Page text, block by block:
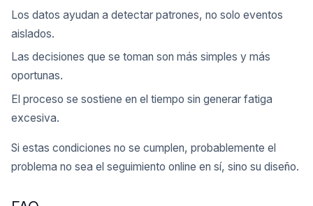
Los datos ayudan a detectar patrones, no solo eventos
aislados.
Las decisiones que se toman son más simples y más
oportunas.
El proceso se sostiene en el tiempo sin generar fatiga
excesiva.
Si estas condiciones no se cumplen, probablemente el
problema no sea el seguimiento online en sí, sino su diseño.